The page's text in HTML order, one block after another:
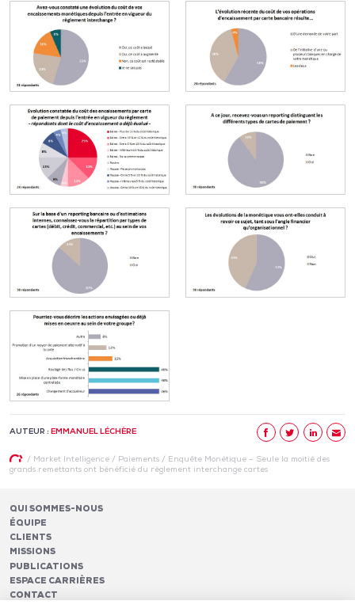
AUTEUR : EMMANUEL LÉCHÈRE
/ Market Intelligence/ Paiements/ Enquête Monétique – Seule la moitié des
grands remettants ont bénéficié du règlement interchange cartes
QUI SOMMES-NOUS
ÉQUIPE
CLIENTS
MISSIONS
PUBLICATIONS
ESPACE CARRIÈRES
CONTACT